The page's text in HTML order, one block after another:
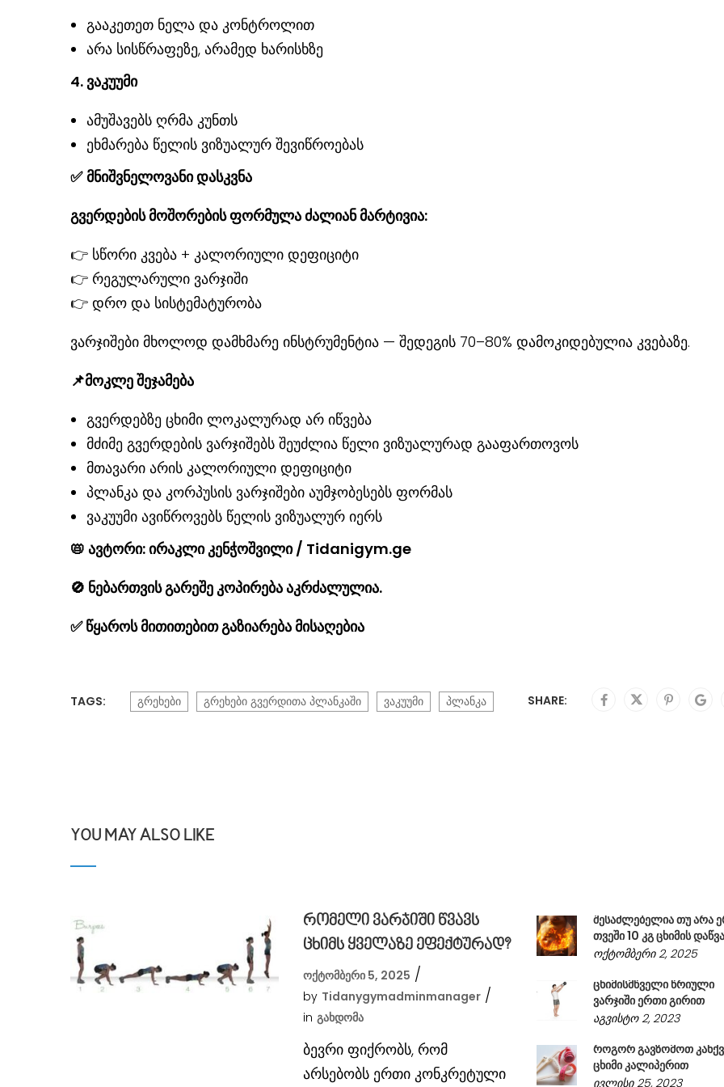
გააკეთეთ ნელა და კონტროლით
არა სისწრაფეზე, არამედ ხარისხზე
4. ვაკუუმი
ამუშავებს ღრმა კუნთს
ეხმარება წელის ვიზუალურ შევიწროებას
✅ მნიშვნელოვანი დასკვნა
გვერდების მოშორების ფორმულა ძალიან მარტივია:
👉 სწორი კვება + კალორიული დეფიციტი
👉 რეგულარული ვარჯიში
👉 დრო და სისტემატურობა
ვარჯიშები მხოლოდ დამხმარე ინსტრუმენტია — შედეგის 70–80% დამოკიდებულია კვებაზე.
📌მოკლე შეჯამება
გვერდებზე ცხიმი ლოკალურად არ იწვება
მძიმე გვერდების ვარჯიშებს შეუძლია წელი ვიზუალურად გააფართოვოს
მთავარი არის კალორიული დეფიციტი
პლანკა და კორპუსის ვარჯიშები აუმჯობესებს ფორმას
ვაკუუმი ავიწროვებს წელის ვიზუალურ იერს
📛 ავტორი: ირაკლი კენჭოშვილი / Tidanigym.ge
🚫 ნებართვის გარეშე კოპირება აკრძალულია.
✅წყაროს მითითებით გაზიარება მისაღებია
TAGS: გრეხები გრეხები გვერდითა პლანკაში ვაკუუმი პლანკა SHARE:
YOU MAY ALSO LIKE
რომელი ვარჯიში წვავს
ცხიმს ყველაზე ეფექტურად?
ოქტომბერი 5, 2025
by Tidanygymadminmanager
in Გახდომა
ბევრი ფიქრობს, რომ
არსებობს ერთი კონკრეტული
შესაძლებელია თუ არა
თვეში 10 კგ ცხიმის
ოქტომბერი 2, 2025
ცხიმისმწველი წრიული
ვარჯიში ერთი გირით
აგვისტო 2, 2023
როგორ გავზომოთ
ცხიმი კალიპერით
ივლისი 25, 2023